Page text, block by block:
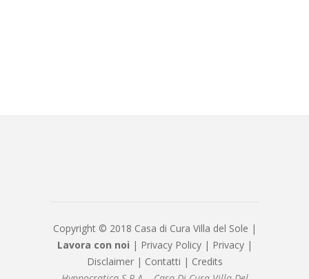
Copyright © 2018 Casa di Cura Villa del Sole |
Lavora con noi | Privacy Policy| Privacy|
Disclaimer| Contatti | Credits